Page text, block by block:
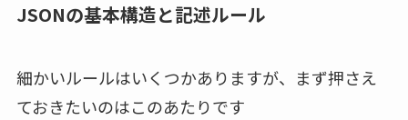
JSONの基本構造と記述ルール
細かいルールはいくつかありますが、まず押さえ
ておきたいのはこのあたりです